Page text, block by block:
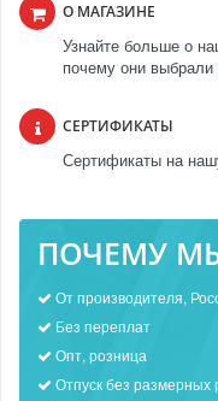
О МАГАЗИНЕ
Узнайте больше о
почему они
СЕРТИФИКАТЫ
Сертификаты на
ПОЧЕМУ
От производителя,
Без переплат
Опт, розница
Отпуск без размерных